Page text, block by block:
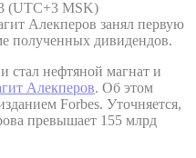
(UTC+3 MSK)
Алекперов занял первую
полученных дивидендов.
стал нефтяной магнат и
Алекперов. Об этом
Forbes. Уточняется,
превышает 155 млрд